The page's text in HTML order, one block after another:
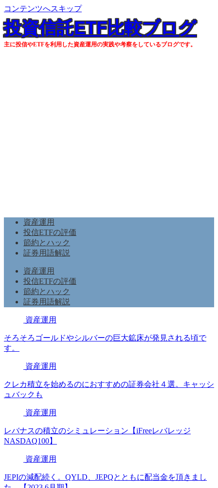
コンテンツへスキップ
投資信託ETF比較ブログ
主に投信やETFを利用した資産運用の実践や考察をしているブログです。
資産運用
投信ETFの評価
節約とハック
証券用語解説
資産運用
投信ETFの評価
節約とハック
証券用語解説
資産運用
そろそろゴールドやシルバーの巨大鉱床が発見される頃で
す。
資産運用
クレカ積立を始めるのにおすすめの証券会社４選。キャッシ
ュバックも
資産運用
レバナスの積立のシミュレーション【iFreeレバレッジ
NASDAQ100】
資産運用
JEPIの減配続く。QYLD、JEPQとともに配当金を頂きまし